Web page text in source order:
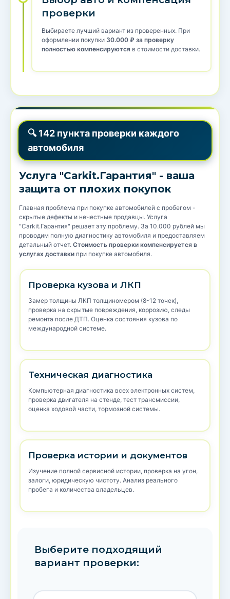
проверки
Выбираете лучший вариант из проверенных. При
оформлении покупки 30.000 ₽ за проверку
полностью компенсируются в стоимости доставки.
🔍 142 пункта проверки каждого
автомобиля
Услуга "Carkit.Гарантия" - ваша
защита от плохих покупок
Главная проблема при покупке автомобилей с пробегом -
скрытые дефекты и нечестные продавцы. Услуга
"Carkit.Гарантия" решает эту проблему. За 10.000 рублей мы
проводим полную диагностику автомобиля и предоставляем
детальный отчет. Стоимость проверки компенсируется в
услугах доставки при покупке автомобиля.
Проверка кузова и ЛКП
Замер толщины ЛКП толщиномером (8-12 точек),
проверка на скрытые повреждения, коррозию, следы
ремонта после ДТП. Оценка состояния кузова по
международной системе.
Техническая диагностика
Компьютерная диагностика всех электронных систем,
проверка двигателя на стенде, тест трансмиссии,
оценка ходовой части, тормозной системы.
Проверка истории и документов
Изучение полной сервисной истории, проверка на угон,
залоги, юридическую чистоту. Анализ реального
пробега и количества владельцев.
Выберите подходящий
вариант проверки: